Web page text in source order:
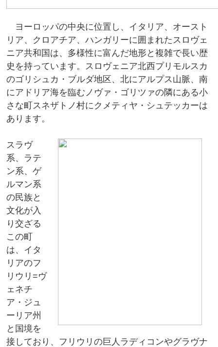
ヨーロッパの中央に位置し、イタリア、オースト
リア、クロアチア、ハンガリーに囲まれたスロヴェ
ニア共和国は、多様性に富んだ地形と複雑で長い歴
史を持っています。スロヴェニア北西プリモルスカ
のゴリシュカ・ブルダ地区、北にアルプス山脈、南
にアドリア海を臨むノヴァ・ゴリツァの隣にある小
さな町スネザトノ村にクメティヤ・シュテッカーは
あります。
スラヴ
系、ラテ
ン系、ゲ
ルマン系
の民族と
文化が入
り交ざる
この町
は、イタ
リアのフ
リウリ=ヴ
ェネチ
ア・ジュ
ーリア州
と国境を
接しており、フリウリの巨人ラディコンやグラヴナ